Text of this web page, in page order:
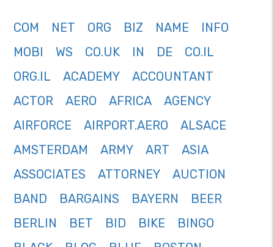
COM NET ORG BIZ NAME
INFO
MOBI
WS CO.UK IN DE
CO.IL
ORG.IL
ACADEMY
ACCOUNTANT
ACTOR
AERO AFRICA
AGENCY
AIRFORCE
AIRPORT.AERO
ALSACE
AMSTERDAM
ARMY ART
ASIA
ASSOCIATES
ATTORNEY
AUCTION
BAND
BARGAINS BAYERN
BEER
BERLIN
BET BID BIKE
BINGO